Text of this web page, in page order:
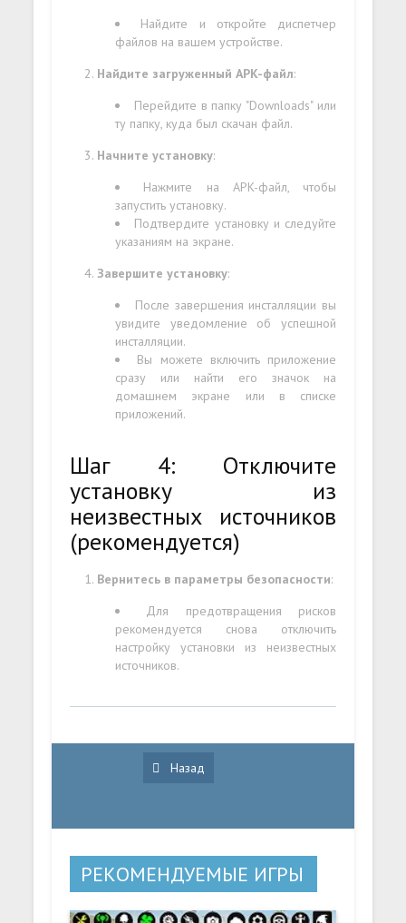
Найдите и откройте диспетчер
файлов на вашем устройстве.
Найдите загруженный APK-файл:
Перейдите в папку "Downloads" или
ту папку, куда был скачан файл.
Начните установку:
Нажмите на APK-файл, чтобы
запустить установку.
Подтвердите установку и следуйте
указаниям на экране.
Завершите установку:
После завершения инсталляции вы
увидите уведомление об успешной
инсталляции.
Вы можете включить приложение
сразу или найти его значок на
домашнем экране или в списке
приложений.
Шаг 4: Отключите
установку из
неизвестных источников
(рекомендуется)
Вернитесь в параметры безопасности:
Для предотвращения рисков
рекомендуется снова отключить
настройку установки из неизвестных
источников.
Назад
РЕКОМЕНДУЕМЫЕ ИГРЫ